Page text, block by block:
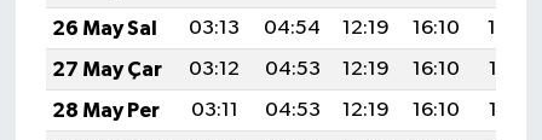
26 May Sal
03:13 04:54 12:19 16:10
19:34
27 May Çar
03:12 04:53 12:19 16:10
19:35
28 May Per
03:11 04:53 12:19 16:10
19:36